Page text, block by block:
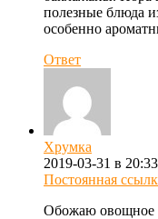
полезные блюда
особенно
Ответ
Хрумка
2019-03-31 в 20:33
Постоянная
Обожаю овощное